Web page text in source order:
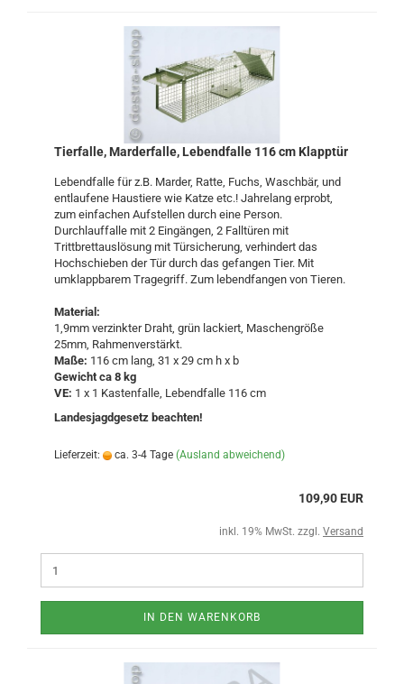
Tierfalle, Marderfalle, Lebendfalle 116 cm Klapptür
Lebendfalle für z.B. Marder, Ratte, Fuchs, Waschbär, und
entlaufene Haustiere wie Katze etc.! Jahrelang erprobt,
zum einfachen Aufstellen durch eine Person.
Durchlauffalle mit 2 Eingängen, 2 Falltüren mit
Trittbrettauslösung mit Türsicherung, verhindert das
Hochschieben der Tür durch das gefangen Tier. Mit
umklappbarem Tragegriff. Zum lebendfangen von Tieren.
Material:
1,9mm verzinkter Draht, grün lackiert, Maschengröße
25mm, Rahmenverstärkt.
Maße: 116 cm lang, 31 x 29 cm h x b
Gewicht ca 8 kg
VE: 1 x 1 Kastenfalle, Lebendfalle 116 cm
Landesjagdgesetz beachten!
Lieferzeit: ca. 3-4 Tage (Ausland abweichend)
109,90 EUR
inkl. 19% MwSt. zzgl. Versand
IN DEN WARENKORB